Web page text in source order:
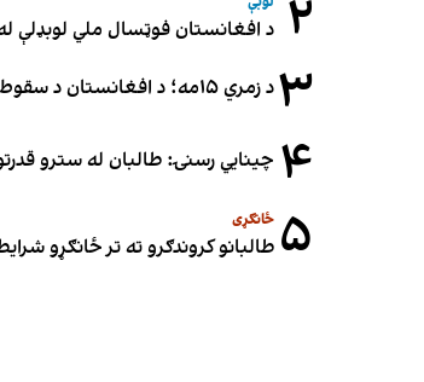
۲ د افغانستان فوټسال ملي لوبډلې له روسیې
۳د زمري ۱۵مه؛ د افغانستان د سقوط د پیل پنځه کاله او دوامدارې ننګونې
۴ چینایي رسنۍ: طالبان له سترو
۵ ځانګړی
طالبانو کروندګرو ته تر ځانګړو